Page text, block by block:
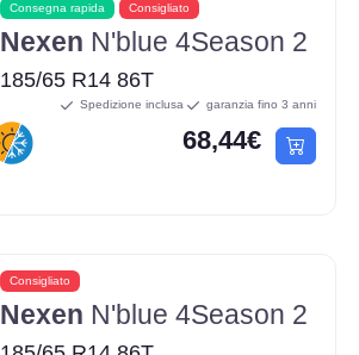
Consegna rapida Consigliato
Nexen N'blue 4Season 2
185/65 R14 86T
Spedizione inclusa garanzia fino 3 anni
68,44€
Consigliato
Nexen N'blue 4Season 2